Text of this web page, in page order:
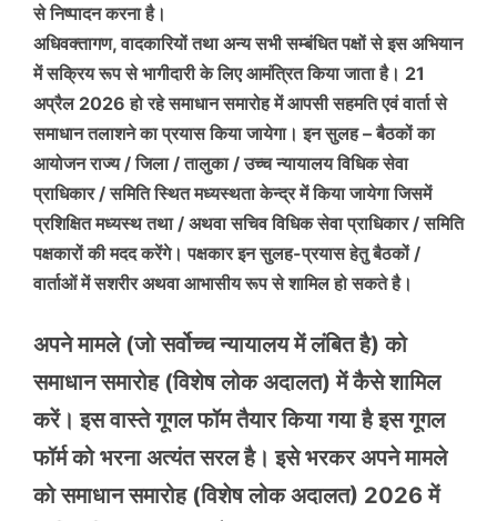
से निष्पादन करना है।
अधिवक्तागण, वादकारियों तथा अन्य सभी सम्बंधित पक्षों से इस अभियान
में सक्रिय रूप से भागीदारी के लिए आमंत्रित किया जाता है। 21
अप्रैल 2026 हो रहे समाधान समारोह में आपसी सहमति एवं वार्ता से
समाधान तलाशने का प्रयास किया जायेगा। इन सुलह – बैठकों का
आयोजन राज्य / जिला / तालुका / उच्च न्यायालय विधिक सेवा
प्राधिकार / समिति स्थित मध्यस्थता केन्द्र में किया जायेगा जिसमें
प्रशिक्षित मध्यस्थ तथा / अथवा सचिव विधिक सेवा प्राधिकार / समिति
पक्षकारों की मदद करेंगे। पक्षकार इन सुलह-प्रयास हेतु बैठकों /
वार्ताओं में सशरीर अथवा आभासीय रूप से शामिल हो सकते है।
अपने मामले (जो सर्वोच्च न्यायालय में लंबित है) को
समाधान समारोह (विशेष लोक अदालत) में कैसे शामिल
करें। इस वास्ते गूगल फॉम तैयार किया गया है इस गूगल
फॉर्म को भरना अत्यंत सरल है। इसे भरकर अपने मामले
को समाधान समारोह (विशेष लोक अदालत) 2026 में